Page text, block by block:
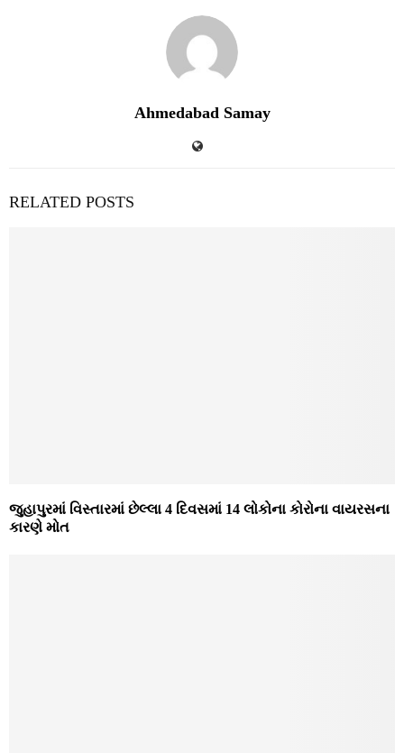
Ahmedabad Samay
RELATED POSTS
જુહાપુરમાં વિસ્તારમાં છેલ્લા 4 દિવસમાં 14 લોકોના કોરોના વાયરસના
કારણે મોત